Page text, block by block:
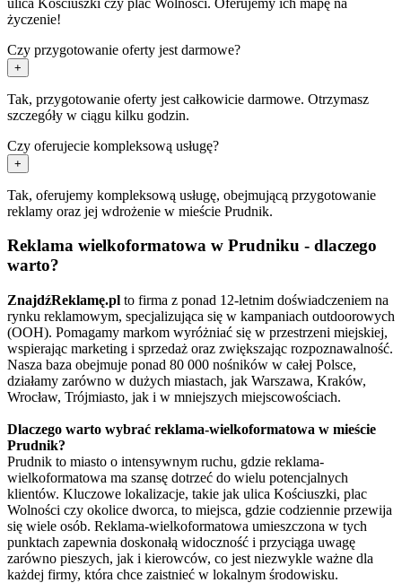
życzenie!
Czy przygotowanie oferty jest darmowe?
+
Tak, przygotowanie oferty jest całkowicie darmowe. Otrzymasz
szczegóły w ciągu kilku godzin.
Czy oferujecie kompleksową usługę?
+
Tak, oferujemy kompleksową usługę, obejmującą przygotowanie
reklamy oraz jej wdrożenie w mieście Prudnik.
Reklama wielkoformatowa w Prudniku - dlaczego
warto?
ZnajdźReklamę.pl to firma z ponad 12-letnim doświadczeniem na
rynku reklamowym, specjalizująca się w kampaniach outdoorowych
(OOH). Pomagamy markom wyróżniać się w przestrzeni miejskiej,
wspierając marketing i sprzedaż oraz zwiększając rozpoznawalność.
Nasza baza obejmuje ponad 80 000 nośników w całej Polsce,
działamy zarówno w dużych miastach, jak Warszawa, Kraków,
Wrocław, Trójmiasto, jak i w mniejszych miejscowościach.
Dlaczego warto wybrać reklama-wielkoformatowa w mieście
Prudnik?
Prudnik to miasto o intensywnym ruchu, gdzie reklama-
wielkoformatowa ma szansę dotrzeć do wielu potencjalnych
klientów. Kluczowe lokalizacje, takie jak ulica Kościuszki, plac
Wolności czy okolice dworca, to miejsca, gdzie codziennie przewija
się wiele osób. Reklama-wielkoformatowa umieszczona w tych
punktach zapewnia doskonałą widoczność i przyciąga uwagę
zarówno pieszych, jak i kierowców, co jest niezwykle ważne dla
każdej firmy, która chce zaistnieć w lokalnym środowisku.